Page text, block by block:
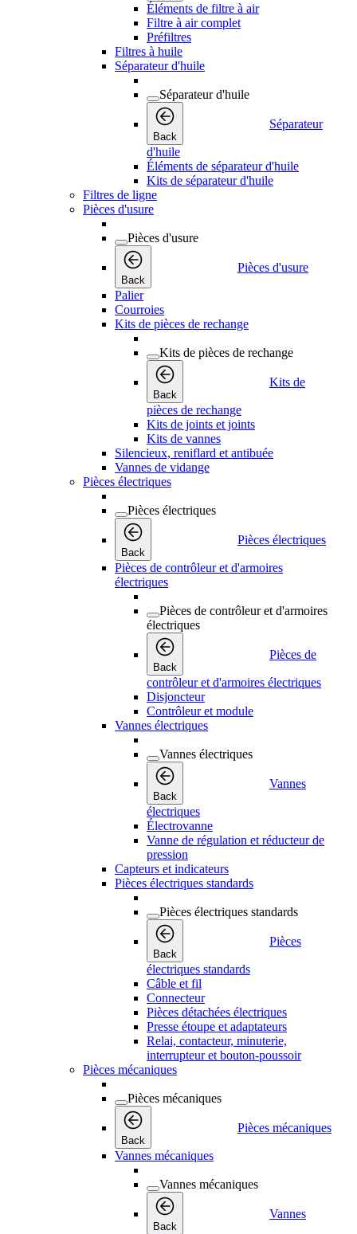
Éléments de filtre à air
Filtre à air complet
Préfiltres
Filtres à huile
Séparateur d'huile
Séparateur d'huile
Back
Séparateur
d'huile
Éléments de séparateur d'huile
Kits de séparateur d'huile
Filtres de ligne
Pièces d'usure
Pièces d'usure
Back
Pièces d'usure
Palier
Courroies
Kits de pièces de rechange
Kits de pièces de rechange
Back
Kits de
pièces de rechange
Kits de joints et joints
Kits de vannes
Silencieux, reniflard et antibuée
Vannes de vidange
Pièces électriques
Pièces électriques
Back
Pièces électriques
Pièces de contrôleur et d'armoires
électriques
Pièces de contrôleur et d'armoires
électriques
Back
Pièces de
contrôleur et d'armoires électriques
Disjoncteur
Contrôleur et module
Vannes électriques
Vannes électriques
Back
Vannes
électriques
Électrovanne
Vanne de régulation et réducteur de
pression
Capteurs et indicateurs
Pièces électriques standards
Pièces électriques standards
Back
Pièces
électriques standards
Câble et fil
Connecteur
Pièces détachées électriques
Presse étoupe et adaptateurs
Relai, contacteur, minuterie,
interrupteur et bouton-poussoir
Pièces mécaniques
Pièces mécaniques
Back
Pièces mécaniques
Vannes mécaniques
Vannes mécaniques
Back
Vannes